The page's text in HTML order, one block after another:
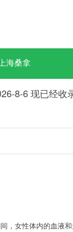
上海桑拿
8-6 现已经收
，女性体内的血液